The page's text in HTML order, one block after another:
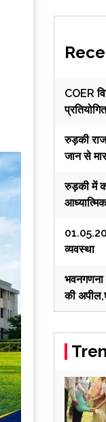
COER
रुड़की
जान से
रुड़की में
व्यवस्था
की